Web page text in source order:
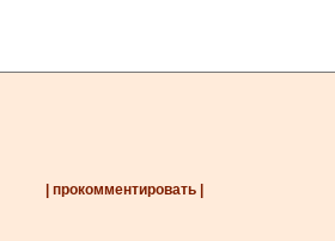
| прокомментировать |